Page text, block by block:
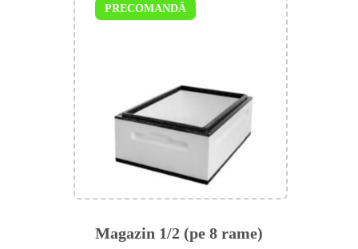
Magazin 1/2 (pe 8 rame)
PRECOMANDĂ